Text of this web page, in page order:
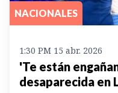
NACIONALES
1:30 PM 15 abr. 2026
'Te están
desaparecida en